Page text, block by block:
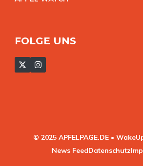
FOLGE UNS
© 2025 APFELPAGE.DE •
News FeedDatenschutz